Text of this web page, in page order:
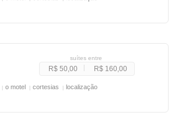
suítes entre
R$ 50,00 R$ 160,00
o motel cortesias localização